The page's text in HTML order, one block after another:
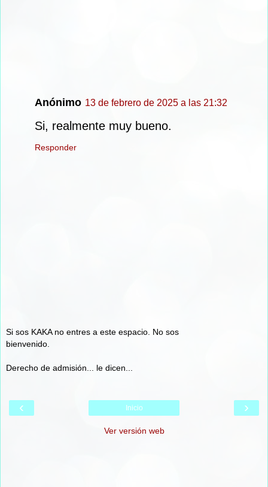
Anónimo 13 de febrero de 2025 a las 21:32
Si, realmente muy bueno.
Responder
Si sos KAKA no entres a este espacio. No sos
bienvenido.
Derecho de admisión... le dicen...
‹ ›
Inicio
Ver versión web